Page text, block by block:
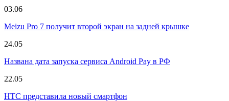
03.06
Meizu Pro 7 получит второй экран на задней крышке
24.05
Названа дата запуска сервиса Android Pay в РФ
22.05
HTC представила новый смартфон